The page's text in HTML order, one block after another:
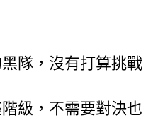
隊，沒有打算挑戰
級，不需要對決也